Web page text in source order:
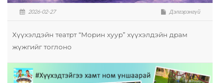
2026-02-27 Дэлгэрэнгүй
Хүүхэлдэйн театрт “Морин хуур” хүүхэлдэйн драм
жүжгийг тоглоно